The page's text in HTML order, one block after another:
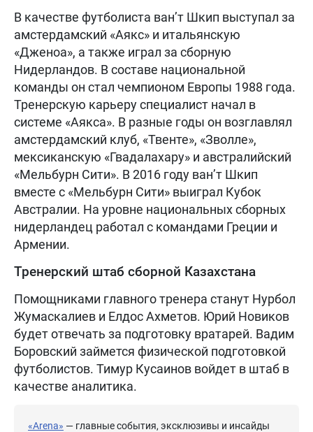
В качестве футболиста ван’т Шкип выступал за
амстердамский «Аякс» и итальянскую
«Дженоа», а также играл за сборную
Нидерландов. В составе национальной
команды он стал чемпионом Европы 1988 года.
Тренерскую карьеру специалист начал в
системе «Аякса». В разные годы он возглавлял
амстердамский клуб, «Твенте», «Зволле»,
мексиканскую «Гвадалахару» и австралийский
«Мельбурн Сити». В 2016 году ван’т Шкип
вместе с «Мельбурн Сити» выиграл Кубок
Австралии. На уровне национальных сборных
нидерландец работал с командами Греции и
Армении.
Тренерский штаб сборной Казахстана
Помощниками главного тренера станут Нурбол
Жумаскалиев и Елдос Ахметов. Юрий Новиков
будет отвечать за подготовку вратарей. Вадим
Боровский займется физической подготовкой
футболистов. Тимур Кусаинов войдет в штаб в
качестве аналитика.
«Arena» — главные события, эксклюзивы и инсайды